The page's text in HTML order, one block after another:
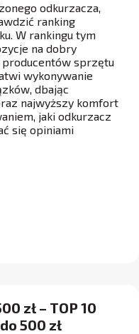
odkurzacza,
ranking
W rankingu tym
na dobry
producentów sprzętu
wykonywanie
dbając
najwyższy komfort
jaki odkurzacz
się opiniami
zł – TOP 10
500 zł